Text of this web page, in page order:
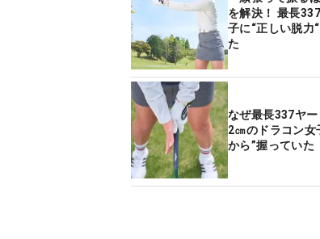
を解決！ 最長337yのドラコン女
子に“正しい脱力
た
なぜ最長337ヤ
2㎝のドラコン女
から”握っていた